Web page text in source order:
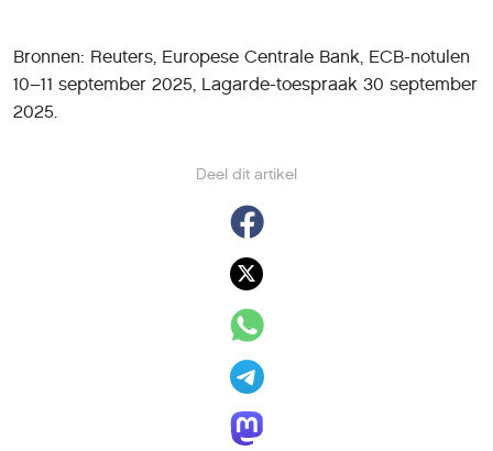
Deel dit artikel
Bronnen: Reuters, Europese Centrale Bank, ECB-notulen
10–11 september 2025, Lagarde-toespraak 30 september
2025.